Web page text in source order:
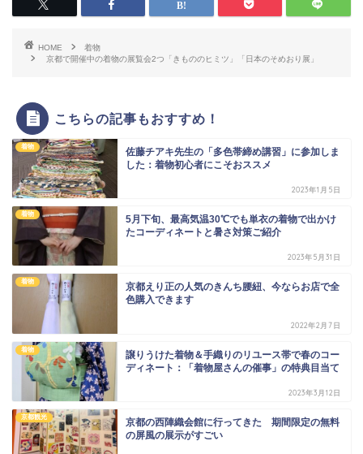
HOME
着物
京都で開催中の着物の展覧会2つ「きもののヒミツ」「日本のそめおり展」
こちらの記事もおすすめ！
着物
佐藤チアキ先生の「多色帯締め講習」に参加しま
した：着物初心者にこそおススメ
2023年1月5日
着物
5月下旬、最高気温30℃でも単衣の着物で出かけ
たコーディネートと暑さ対策ご紹介
2023年5月31日
着物
京都えり正の人気のきんち腰紐、今ならお店で全
色購入できます
2022年2月7日
着物
譲りうけた着物＆手織りのリユース帯で春のコー
ディネート：「着物屋さんの催事」の特典目当て
2023年3月12日
京都観光
京都の西陣織会館に行ってきた 期間限定の無料
の屏風の展示がすごい